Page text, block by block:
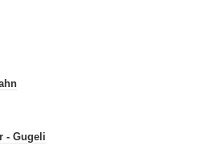
- Gugeli